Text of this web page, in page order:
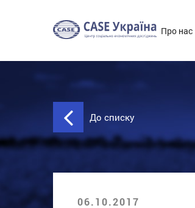
Про нас
До списку
06.10.2017